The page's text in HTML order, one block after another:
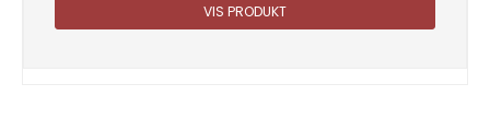
VIS PRODUKT